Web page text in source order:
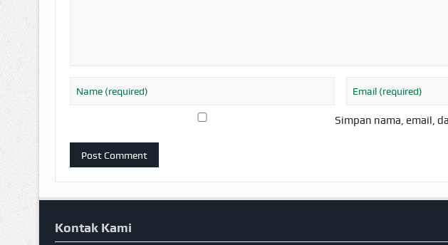
Simpan nama, email,
Kontak Kami